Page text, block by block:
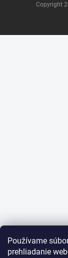
Používame
prehliadanie
Copyright